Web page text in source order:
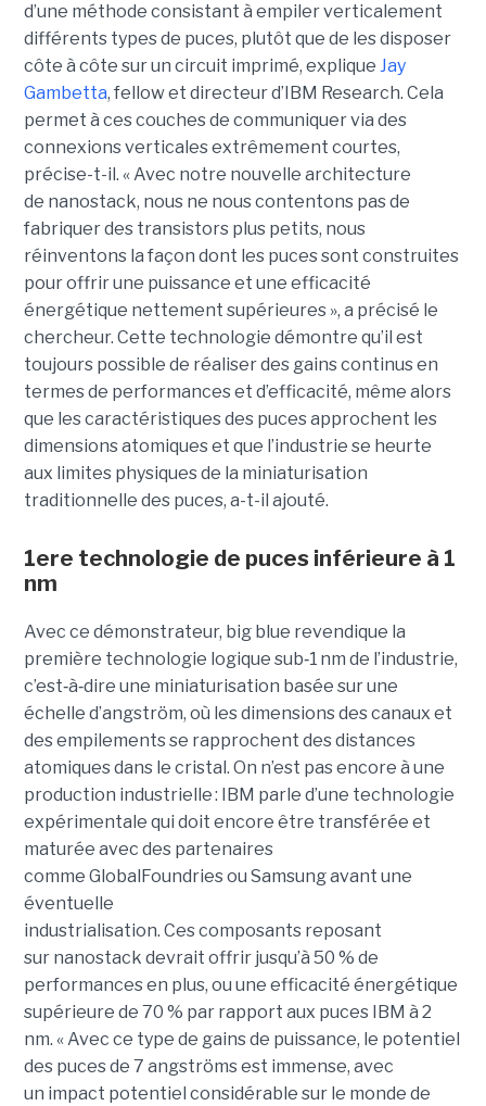
d’une méthode consistant à empiler verticalement
différents types de puces, plutôt que de les disposer
côte à côte sur un circuit imprimé, explique Jay
Gambetta, fellow et directeur d’IBM Research. Cela
permet à ces couches de communiquer via des
connexions verticales extrêmement courtes,
précise-t-il. « Avec notre nouvelle architecture
de nanostack, nous ne nous contentons pas de
fabriquer des transistors plus petits, nous
réinventons la façon dont les puces sont construites
pour offrir une puissance et une efficacité
énergétique nettement supérieures », a précisé le
chercheur. Cette technologie démontre qu’il est
toujours possible de réaliser des gains continus en
termes de performances et d’efficacité, même alors
que les caractéristiques des puces approchent les
dimensions atomiques et que l’industrie se heurte
aux limites physiques de la miniaturisation
traditionnelle des puces, a-t-il ajouté.
1ere technologie de puces inférieure à 1
nm
Avec ce démonstrateur, big blue revendique la
première technologie logique sub‑1 nm de l’industrie,
c’est‑à‑dire une miniaturisation basée sur une
échelle d’angström, où les dimensions des canaux et
des empilements se rapprochent des distances
atomiques dans le cristal. On n’est pas encore à une
production industrielle : IBM parle d’une technologie
expérimentale qui doit encore être transférée et
maturée avec des partenaires
comme GlobalFoundries ou Samsung avant une
éventuelle
industrialisation. Ces composants reposant
sur nanostack devrait offrir jusqu’à 50 % de
performances en plus, ou une efficacité énergétique
supérieure de 70 % par rapport aux puces IBM à 2
nm. « Avec ce type de gains de puissance, le potentiel
des puces de 7 angströms est immense, avec
un impact potentiel considérable sur le monde de